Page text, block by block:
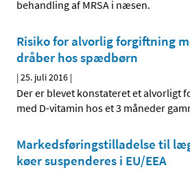
behandling af MRSA i næsen.
Risiko for alvorlig forgiftning
dråber hos spædbørn
|25. juli 2016 |
Der er blevet konstateret et
med D-vitamin hos et 3 måneder
Markedsføringstilladelse til
køer suspenderes i EU/EEA